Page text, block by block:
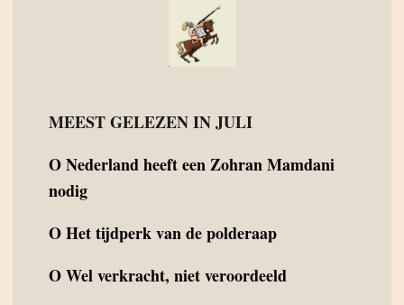
MEEST GELEZEN IN JULI
ONederland heeft een Zohran Mamdani
nodig
OHet tijdperk van de polderaap
OWel verkracht, niet veroordeeld